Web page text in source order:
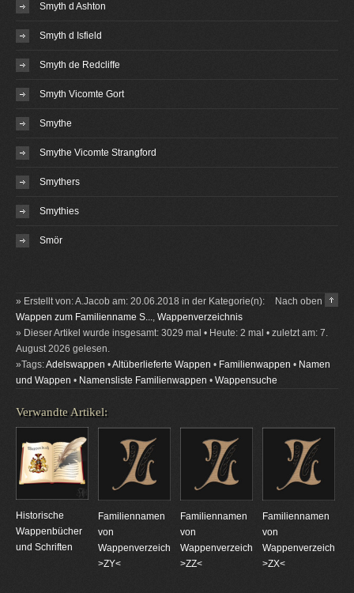
Smyth d Ashton
Smyth d Isfield
Smyth de Redcliffe
Smyth Vicomte Gort
Smythe
Smythe Vicomte Strangford
Smythers
Smythies
Smör
Nach oben
» Erstellt von: A.Jacob am: 20.06.2018 in der Kategorie(n):
Wappen zum Familienname S..., Wappenverzeichnis
» Dieser Artikel wurde insgesamt: 3029 mal • Heute: 2 mal • zuletzt am: 7.
August 2026 gelesen.
»Tags:Adelswappen •Altüberlieferte Wappen • Familienwappen • Namen
und Wappen • Namensliste Familienwappen • Wappensuche
Verwandte Artikel:
Historische
Wappenbücher
und Schriften
Familiennamen
von
Wappenverzeichnungen
>ZY<
Familiennamen
von
Wappenverzeichnungen
>ZZ<
Familiennamen
von
>ZX<